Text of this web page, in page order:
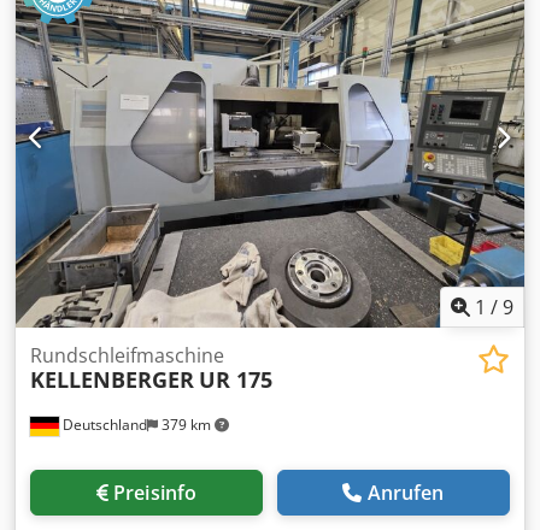
1 /9
Deutschland 379 km
Rundschleifmaschine
KELLENBERGER UR 175
Preisinfo Anrufen